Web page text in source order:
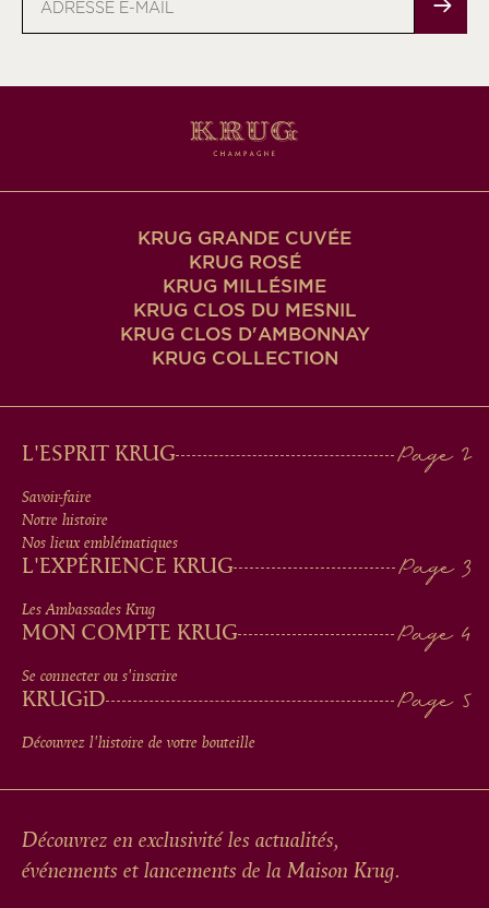
KRUG GRANDE CUVÉE
KRUG ROSÉ
KRUG MILLÉSIME
KRUG CLOS DU MESNIL
KRUG CLOS D'AMBONNAY
KRUG COLLECTION
MAIN
MEN
IN
FOOTER
L'ESPRIT KRUG
Savoir-faire
Notre histoire
Nos lieux emblématiques
L'EXPÉRIENCE KRUG
Les Ambassades Krug
MON COMPTE KRUG
Se connecter ou s'inscrire
KRUGiD
Découvrez l'histoire de votre bouteille
Découvrez en exclusivité les actualités,
événements et lancements de la Maison Krug.